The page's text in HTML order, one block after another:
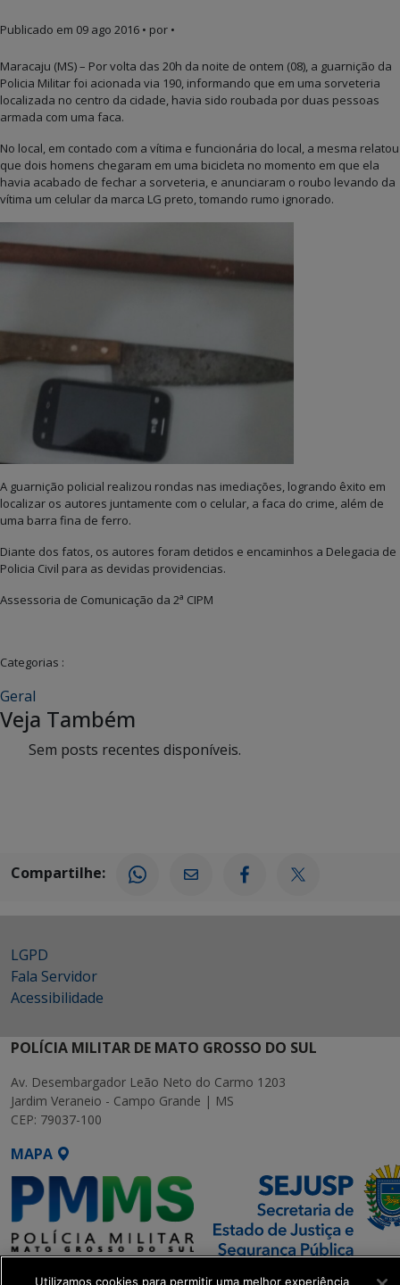
Publicado em 09 ago 2016 • por •
Maracaju (MS) – Por volta das 20h da noite de ontem (08), a guarnição da
Policia Militar foi acionada via 190, informando que em uma sorveteria
localizada no centro da cidade, havia sido roubada por duas pessoas
armada com uma faca.
No local, em contado com a vítima e funcionária do local, a mesma relatou
que dois homens chegaram em uma bicicleta no momento em que ela
havia acabado de fechar a sorveteria, e anunciaram o roubo levando da
vítima um celular da marca LG preto, tomando rumo ignorado.
A guarnição policial realizou rondas nas imediações, logrando êxito em
localizar os autores juntamente com o celular, a faca do crime, além de
uma barra fina de ferro.
Diante dos fatos, os autores foram detidos e encaminhos a Delegacia de
Policia Civil para as devidas providencias.
Assessoria de Comunicação da 2a CIPM
Categorias :
Geral
Veja Também
Sem posts recentes disponíveis.
Compartilhe:
LGPD
Fala Servidor
Acessibilidade
POLÍCIA MILITAR DE MATO GROSSO DO SUL
Av. Desembargador Leão Neto do Carmo 1203
Jardim Veraneio - Campo Grande | MS
CEP: 79037-100
MAPA
SETDIG | Secretaria-Executiva
Utilizamos cookies para permitir uma melhor experiência